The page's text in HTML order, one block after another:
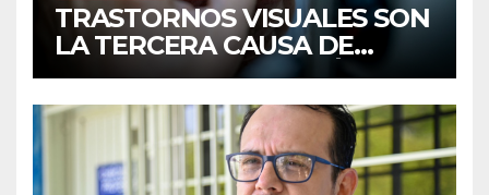
TRASTORNOS VISUALES SON
LA TERCERA CAUSA DE
DISCAPACIDAD EN MÉXICO,
REVELA ESTUDIO DEL
CIDOCS DE LA UAS